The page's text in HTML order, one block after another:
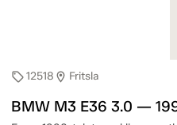
sell12518 location_on Fritsla
BMW M3 E36 3.0 —